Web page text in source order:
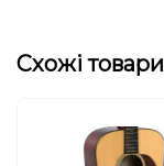
Схожі товари